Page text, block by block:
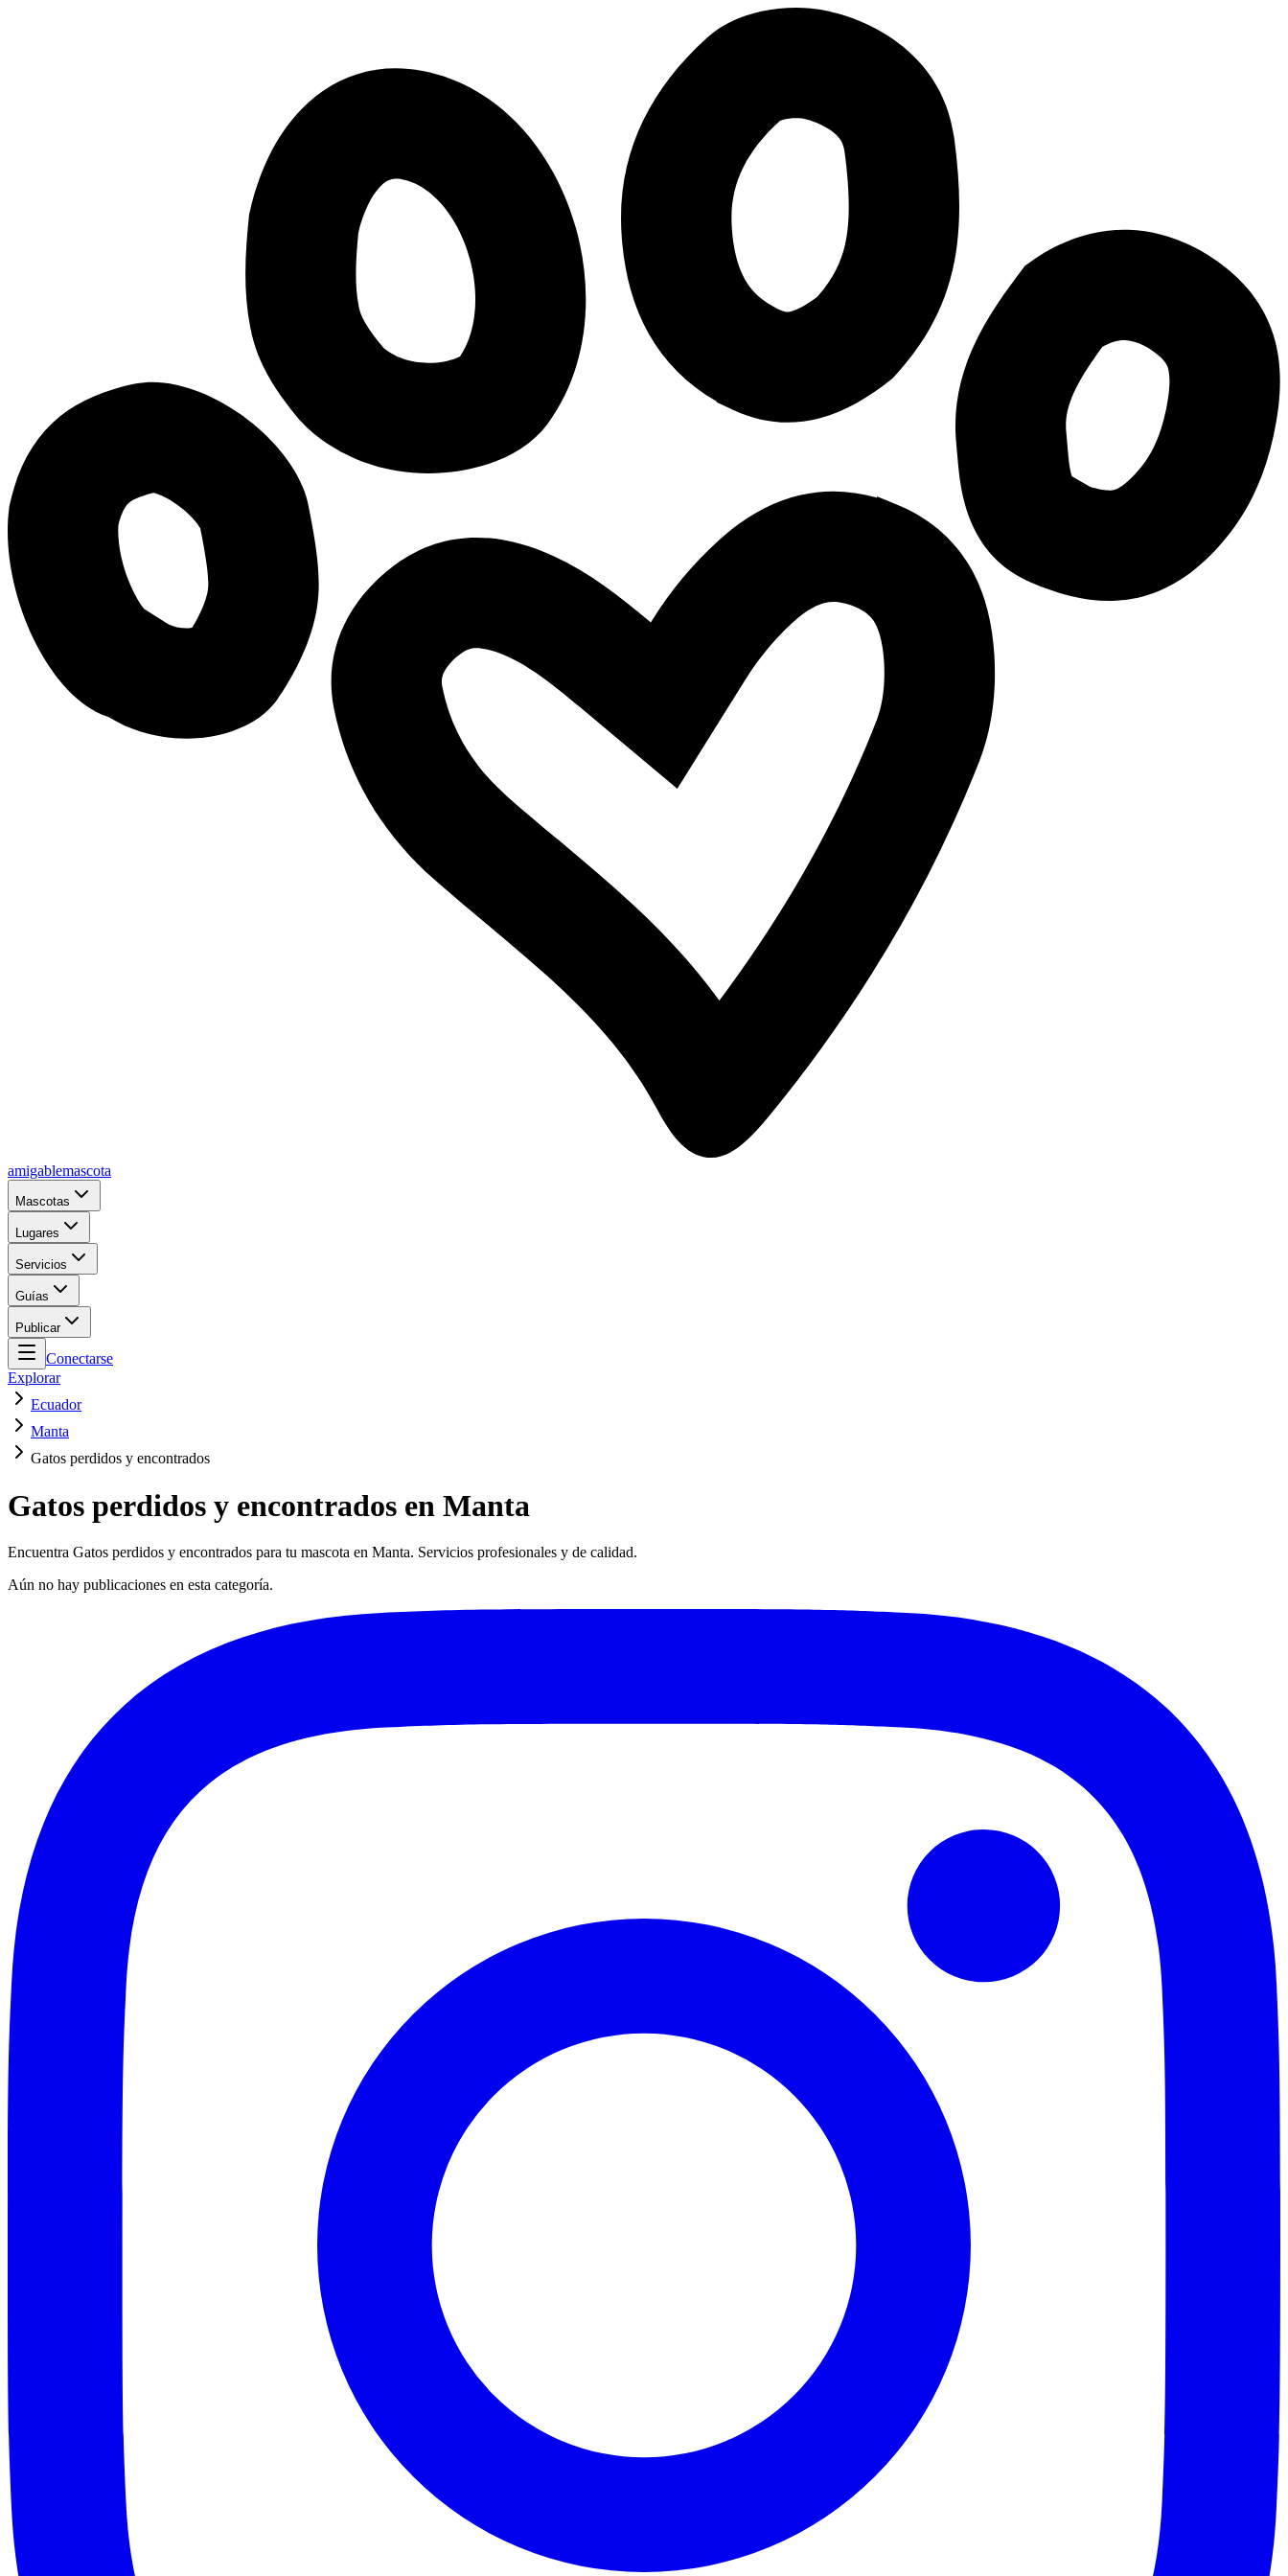
amigablemascota
Mascotas
Lugares
Servicios
Guías
Publicar
Conectarse
Explorar
Ecuador
Manta
Gatos perdidos y encontrados
Gatos perdidos y encontrados en Manta
Encuentra Gatos perdidos y encontrados para tu mascota en Manta. Servicios profesionales y de calidad.
Aún no hay publicaciones en esta categoría.